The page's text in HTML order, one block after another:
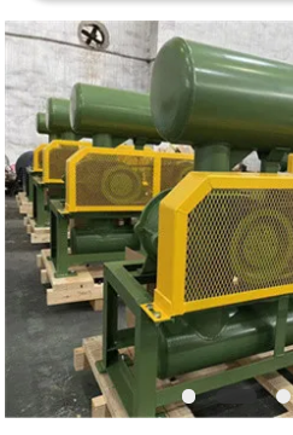
PRIVACY
POLICY